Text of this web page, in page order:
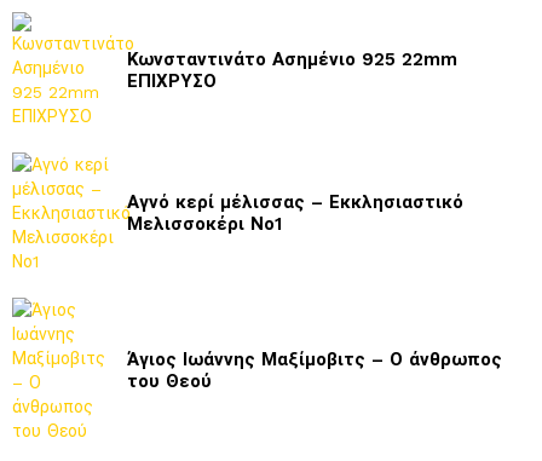
Κωνσταντινάτο Ασημένιο 925 22mm
ΕΠΙΧΡΥΣΟ
Αγνό κερί μέλισσας – Εκκλησιαστικό
Μελισσοκέρι Νο1
Άγιος Ιωάννης Μαξίμοβιτς – Ο άνθρωπος
του Θεού